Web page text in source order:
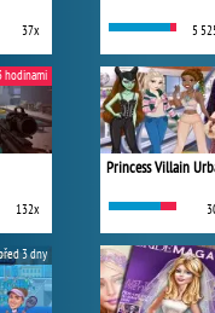
37x
132x
hodinami
3 dny
5